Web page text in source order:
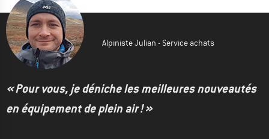
Alpiniste Julian - Service achats
« Pour vous, je déniche les meilleures nouveautés
en équipement de plein air ! »